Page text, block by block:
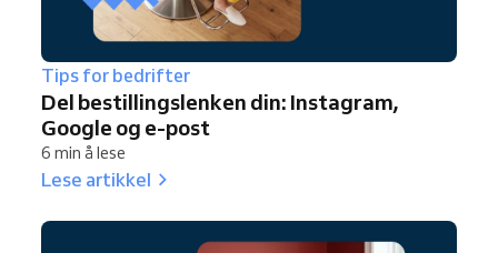
Tips for bedrifter
Del bestillingslenken din: Instagram,
Google og e-post
6 min å lese
Lese artikkel